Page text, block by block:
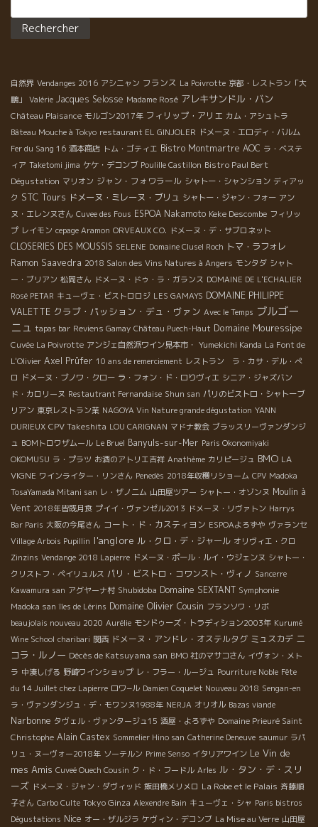
自然界 Vendanges 2016 アシニャン フランス La Poivrotte 京都・レストラン「大
鵬」
Valérie Jacques Selosse Madame Rosé アレキサンドル・バン
Château Plaisance モルゴン2017年 フィリップ・アリエ カム・アシュトラ
Bâteau Mouche à Tokyo restaurant EL GINJOLER ドメーヌ・エロディ・バルム
Fer du Sang 16 酒本商店 トム・ゴティエ Bistro Montmartre AOC ラ・ベステ
ィア Taketomi jima ケケ・デコンブ Poulille Castillon Bistro Paul Bert
Dégustation マリオン ジャン・フォワラール シャトー・シャンション ディアッ
ク STC Tours ドメーヌ・ミレーヌ・ブリュ シャトー・ジャン・フォー アン
ヌ・エレンヌさん Cuvee des Fous ESPOA Nakamoto Keke Descombe フィリッ
プ レイモン cepage Aramon ORVEAUX CO. ドメーヌ・デ・サブロネット
CLOSERIES DES MOUSSIS SELENE Domaine Clusel Roch トマ・ラフォレ
Ramon Saavedra 2018 Salon des Vins Natures à Angers モンタダ シャト
ー・ブリアン 松岡さん ドメーヌ・ドゥ・ラ・ガランス DOMAINE DE L'ECHALIER
Rosé PETAR キューヴェ・ビストロロジ LES GAMAYS DOMAINE PHILIPPE
VALETTE クラブ・パッション・デュ・ヴァン Avec le Temps ブルゴー
ニュ tapas bar Reviens Gamay Château Puech-Haut Domaine Mouressipe
Cuvée La Poivrotte アンジェ自然派ワイン見本市・ Yumekichi Kanda La Font de
L'Olivier Axel Prüfer 10 ans de remerciement レストラン ラ・カサ・デル・ぺ
ロ ドメーヌ・ブノワ・クロー ラ・フォン・ド・ロりヴィエ シニア・ジャズバン
ド・カロリーヌ Restautrant Fernandaise Shun san パリのビストロ・シャトーブ
リアン 東京レストラン業 NAGOYA Vin Nature grande dégustation YANN
DURIEUX CPV Takeshita LOU CARIGNAN マドナ教会 ブラッスリーヴァンダンジ
ュ BOMトロワザムール Le Bruel Banyuls-sur-Mer Paris Okonomiyaki
OKOMUSU ラ・プラツ お酒のアトリエ吉祥 Anathème カリピージュ BMO LA
VIGNE ワインライター・リンさん Penedès 2018年収穫リショーム CPV Madoka
TosaYamada Mitani san レ・ザノ二ム 山田屋ツアー シャトー・オゾンヌ Moulin à
Vent 2018年皆既月食 プイイ・ヴァンゼル2013 ドメーヌ・リヴァトン Harrys
Bar Paris 大阪の今尾さん コート・ド・カスティヨン ESPOAよろずや ヴァランセ
Village Arbois Pupillin l'anglore ル・クロ・デ・ジャール オリヴィエ・クロ
Zinzins Vendange 2018 Lapierre ドメーヌ・ポール・ルイ・ウジェンヌ シャトー・
クリストフ・ペイリュルス パリ・ビストロ・コワンスト・ヴィノ Sancerre
Kawamura san アグヤーナ村 Shubidoba Domaine SEXTANT Symphonie
Madoka san îles de Lérins Domaine Olivier Cousin フランソワ・リボ
beaujolais nouveau 2020 Aurélie モンドゥーズ・トラディション2003年 Kurumé
Wine School charibari 関西 ドメーヌ・アンドレ・オステルタグ ミュスカデ ニ
コラ・ルノー Décès de Katsuyama san BMO 社のマサコさん イヴォン・メト
ラ 中湊しげる 野崎ワインショップ レ・フラー・ルージュ Pourriture Noble Fête
du 14 Juillet chez Lapierre ロワ−ル Damien Coquelet Nouveau 2018 Sengan-en
ラ・ヴァンダンジュ・デ・モワンヌ1988年 NERJA オリオル Bazas viande
Narbonne タヴェル・ヴァンタージュ15 酒屋・よろずや Domaine Prieuré Saint
Christophe Alain Castex Sommelier Hino san Catherine Deneuve saumur ラパ
リュ・ヌーヴォー2018年 ソーテルン Prime Senso イタリアワイン Le Vin de
mes Amis Cuveé Ouech Cousin ク・ド・フードル Arles ル・タン・デ・スリ
ーズ ドメーヌ・ジャン・ダヴィッド 飯田橋メリメロ La Robe et le Palais 斉藤順
子さん Carbo Culte Tokyo Ginza Alexendre Bain キューヴェ・シャ Paris bistros
Dégustations Nice オー・ザルジラ ケヴィン・デコンブ La Mise au Verre 山田屋